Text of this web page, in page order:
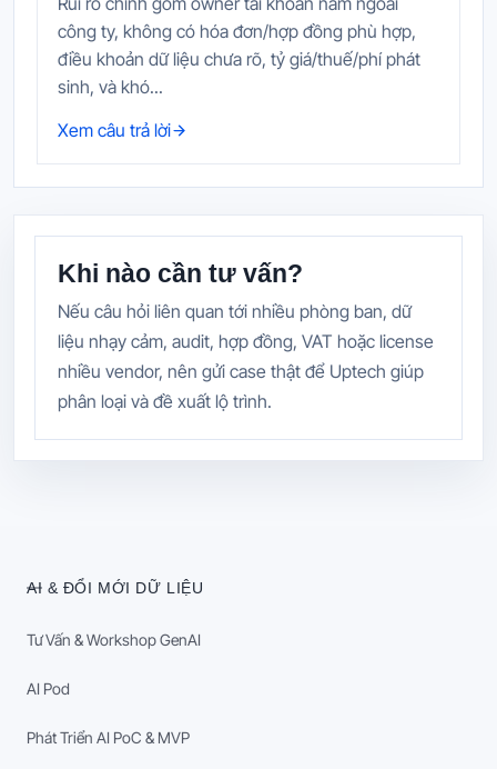
công ty, không có hóa đơn/hợp đồng phù hợp,
điều khoản dữ liệu chưa rõ, tỷ giá/thuế/phí phát
sinh, và khó...
Xem câu trả lời
Khi nào cần tư vấn?
Nếu câu hỏi liên quan tới nhiều phòng ban, dữ
liệu nhạy cảm, audit, hợp đồng, VAT hoặc license
nhiều vendor, nên gửi case thật để Uptech giúp
phân loại và đề xuất lộ trình.
AI & ĐỔI MỚI DỮ LIỆU
Tư Vấn & Workshop GenAI
AI Pod
Phát Triển AI PoC & MVP